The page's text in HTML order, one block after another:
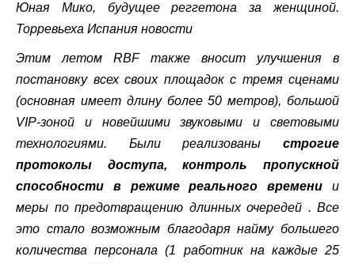
Юная Мико, будущее реггетона за женщиной.
Торревьеха Испания новости
Этим летом RBF также вносит улучшения в
постановку всех своих площадок с тремя сценами
(основная имеет длину более 50 метров), большой
VIP-зоной и новейшими звуковыми и световыми
технологиями. Были реализованы строгие
протоколы доступа, контроль пропускной
способности в режиме реального времени и
меры по предотвращению длинных очередей . Все
это стало возможным благодаря найму большего
количества персонала (1 работник на каждые 25